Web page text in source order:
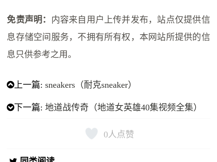
免责声明： 内容来自用户上传并发布，站点仅提供信
息存储空间服务，不拥有所有权，本网站所提供的信
息只供参考之用。
上一篇:sneakers（耐克sneaker）
下一篇:地道战传奇（地道女英雄40集视频全集）
0人点赞